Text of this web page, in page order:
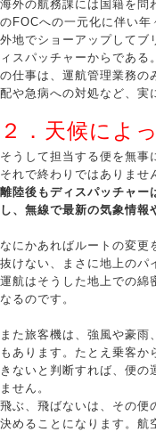
海外の航務課には国籍を問
のFOCへの一元化に伴い
外地でショーアップしてブ
ィスパッチャーからであ
の仕事は、運航管理業務の
配や急病への対処など、実
２． 天候によ
そうして担当する便を無事
それで終わりではありませ
離陸後もディスパッチャー
し、無線で最新の気象情報
なにかあればルートの変更
抜けない、まさに地上のパ
運航はそうした地上での綿
なるのです。
また旅客機は、強風や豪雨
もあります。たとえ乗客
きないと判断すれば、便の
ません。
飛ぶ、飛ばないは、その便
決めることになります。航